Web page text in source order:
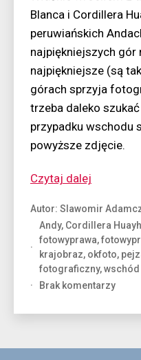
Blanca i Cordillera
peruwiańskich
najpiękniejszych gór
najpiękniejsze (są
górach sprzyja
trzeba daleko
przypadku wschodu
powyższe zdjęcie.
Czytaj dalej
Andach”
Autor: Slawomir
Andy, Cordillera
fotowyprawa,
krajobraz, okfoto,
fotograficzny,wschód
Brak komentarzydo
w